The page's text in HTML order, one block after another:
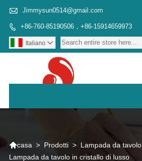
 Jimmysun0514@gmail.com
 +86-760-85190506，+86-15914659973
Italiano 
casa > Prodotti > Lampada da tavolo
Lampada da tavolo in cristallo di lusso